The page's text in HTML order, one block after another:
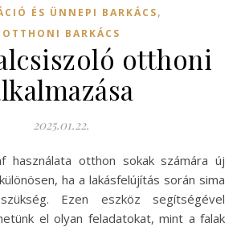
ÉS ÜNNEPI BARKÁCS,
OTTHONI BARKÁCS
otthoni
2025.01.22.
ha a lakásfelújítás során sima
Ezen eszköz segítségével
el olyan feladatokat, mint a falak